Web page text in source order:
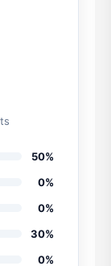
50%
0%
0%
30%
0%